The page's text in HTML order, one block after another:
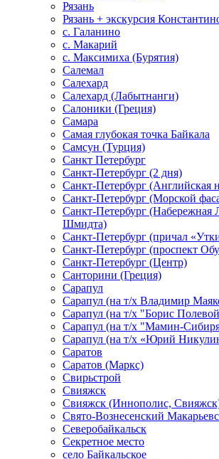
Рязань
Рязань + экскурсия
с. Галанино
с. Макарий
с. Максимиха (Бурятия)
Салемал
Салехард
Салехард (Лабытнанги)
Салоники (Греция)
Самара
Самая глубокая точка Байкала
Самсун (Турция)
Санкт Петербург
Санкт-Петербург (2 дня)
Санкт-Петербург (Английская
Санкт-Петербург (Морской
Санкт-Петербург (Набережная
Шмидта)
Санкт-Петербург (причал
Санкт-Петербург (проспект
Санкт-Петербург (Центр)
Санторини (Греция)
Сарапул
Сарапул (на т/х Владимир
Сарапул (на т/х "Борис
Сарапул (на т/х "Мамин-
Сарапул (на т/х «Юрий
Саратов
Саратов (Маркс)
Свирьстрой
Свияжск
Свияжск (Иннополис,
Свято-Вознесенский
Северобайкальск
Секретное место
село Байкальское